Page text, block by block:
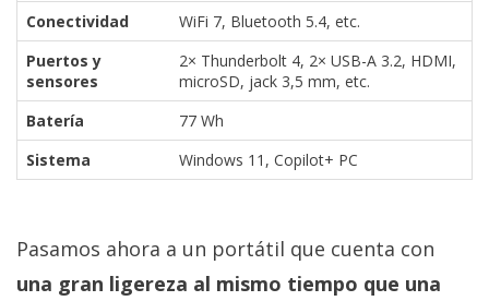
Conectividad
WiFi 7, Bluetooth 5.4, etc.
Puertos y
sensores
2× Thunderbolt 4, 2× USB-A 3.2, HDMI,
microSD, jack 3,5 mm, etc.
Batería
77 Wh
Sistema
Windows 11, Copilot+ PC
Pasamos ahora a un portátil que cuenta con
una gran ligereza al mismo tiempo que una